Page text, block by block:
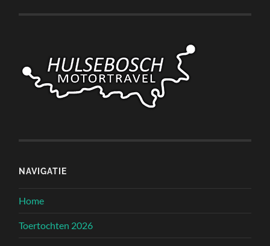
NAVIGATIE
Home
Toertochten 2026